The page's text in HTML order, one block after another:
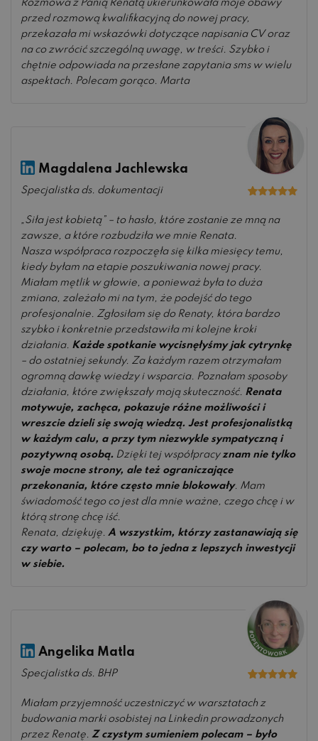
Rozmowa z Panią Renatą ukierunkowała moje obawy
przed rozmową kwalifikacyjną do nowej pracy,
przekazała mi wskazówki dotyczące napisania CV oraz
na co zwrócić szczególną uwagę, w treści. Szybko i
chętnie odpowiada na przesłane zapytania sms w wielu
aspektach. Polecam gorąco. Marta
Magdalena Jachlewska
Specjalistka ds. dokumentacji
„Siła jest kobietą” – to hasło, które zostanie ze mną na
zawsze, a które rozbudziła we mnie Renata.
Nasza współpraca rozpoczęła się kilka miesięcy temu,
kiedy byłam na etapie poszukiwania nowej pracy.
Miałam mętlik w głowie, a ponieważ była to duża
zmiana, zależało mi na tym, że podejść do tego
profesjonalnie. Zgłosiłam się do Renaty, która bardzo
szybko i konkretnie przedstawiła mi kolejne kroki
działania. Każde spotkanie wycisnęłyśmy jak cytrynkę
– do ostatniej sekundy. Za każdym razem otrzymałam
ogromną dawkę wiedzy i wsparcia. Poznałam sposoby
działania, które zwiększały moją skuteczność. Renata
motywuje, zachęca, pokazuje różne możliwości i
wreszcie dzieli się swoją wiedzą. Jest profesjonalistką
w każdym calu, a przy tym niezwykle sympatyczną i
pozytywną osobą. Dzięki tej współpracyznam nie tylko
swoje mocne strony, ale też ograniczające
przekonania, które często mnie blokowały. Mam
świadomość tego co jest dla mnie ważne, czego chcę i w
którą stronę chcę iść.
Renata, dziękuję. A wszystkim, którzy zastanawiają się
czy warto – polecam, bo to jedna z lepszych inwestycji
w siebie.
na 5
Angelika Matla
Specjalistka ds. BHP
Miałam przyjemność uczestniczyć w warsztatach z
budowania marki osobistej na Linkedin prowadzonych
przez Renatę. Z czystym sumieniem polecam – było